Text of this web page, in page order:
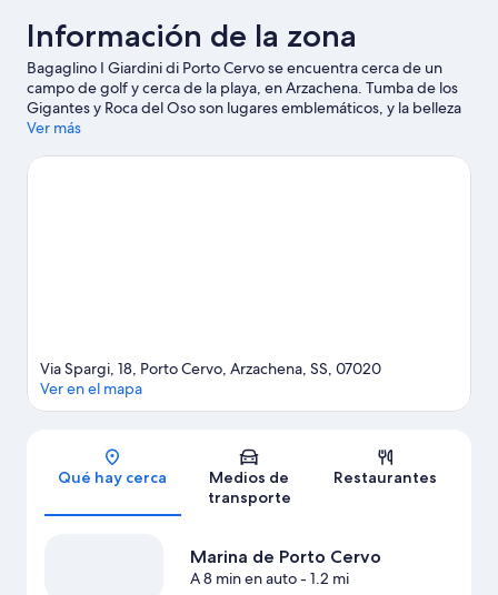
Información de la zona
Bagaglino I Giardini di Porto Cervo se encuentra cerca de un
campo de golf y cerca de la playa, en Arzachena. Tumba de los
Gigantes y Roca del Oso son lugares emblemáticos, y la belleza
natural del área puede apreciarse en Playa Capriccioli y Playa
Aquadream. En la zona, puedes practicar actividades como
Ver más
Sección del mapa
Via Spargi, 18, Porto Cervo, Arzachena, SS, 07020
Ver en el mapa
Qué hay cerca
Medios de
transporte
Restaurantes
Marina de Porto Cervo
A 8 min en auto- 1.2 mi